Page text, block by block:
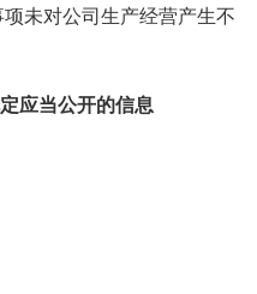
未对公司生产经营产生不
应当公开的信息